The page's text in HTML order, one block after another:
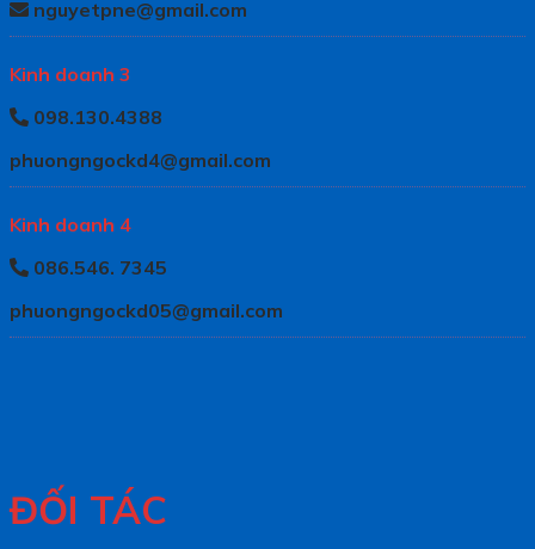
nguyetpne@gmail.com
Kinh doanh 3
098.130.4388
phuongngockd4@gmail.com
Kinh doanh 4
086.546. 7345
phuongngockd05@gmail.com
ĐỐI TÁC